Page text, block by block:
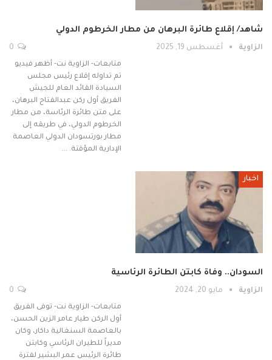
شاهد/ إقلاع طائرة البرهان من مطار الخرطوم الدولي
الزاوية أغسطس 19, 2025
متابعات- الزاوية نت- أظهر فيديو
تم تداوله إقلاع ‏رئيس مجلس
السيادة القائد العام للجيش
الفريق أول ركن عبدالفتاح البرهان،
على متن طائرة الرئاسة، من مطار
الخرطوم الدولي، في طريقه إلى
مطار بورتسودان الدولي العاصمة
الإدارية المؤقتة. …
اخبار
السودان.. وفاة كابتن الطائرة الرئاسية
الزاوية مايو 20, 2024
متابعات- الزاوية نت- توفى الفريق
أول الركن طيار عامر الزين الحسن،
بالعاصمة السنغالية داكار، وكان
مديراً للطيران الرئاسي وكابتن
طائرة الرئيس عمر البشير لفترة